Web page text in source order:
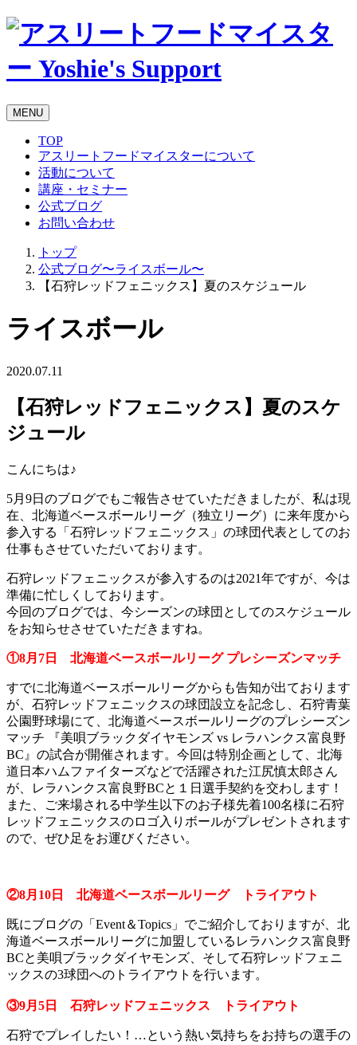
MENU
TOP
アスリートフードマイスターについて
活動について
講座・セミナー
公式ブログ
お問い合わせ
トップ
公式ブログ〜ライスボール〜
【石狩レッドフェニックス】夏のスケジュール
ライスボール
2020.07.11
【石狩レッドフェニックス】夏のスケ
ジュール
こんにちは♪
5月9日のブログでもご報告させていただきましたが、私は現
在、北海道ベースボールリーグ（独立リーグ）に来年度から
参入する「石狩レッドフェニックス」の球団代表としてのお
仕事もさせていただいております。
石狩レッドフェニックスが参入するのは2021年ですが、今は
準備に忙しくしております。
今回のブログでは、今シーズンの球団としてのスケジュール
をお知らせさせていただきますね。
①8月7日 北海道ベースボールリーグ プレシーズンマッチ
すでに北海道ベースボールリーグからも告知が出ております
が、石狩レッドフェニックスの球団設立を記念し、石狩青葉
公園野球場にて、北海道ベースボールリーグのプレシーズン
マッチ 『美唄ブラックダイヤモンズ vs レラハンクス富良野
BC』の試合が開催されます。今回は特別企画として、北海
道日本ハムファイターズなどで活躍された江尻慎太郎さん
が、レラハンクス富良野BCと１日選手契約を交わします！
また、ご来場される中学生以下のお子様先着100名様に石狩
レッドフェニックスのロゴ入りボールがプレゼントされます
ので、ぜひ足をお運びください。
②8月10日 北海道ベースボールリーグ トライアウト
既にブログの「Event＆Topics」でご紹介しておりますが、北
海道ベースボールリーグに加盟しているレラハンクス富良野
BCと美唄ブラックダイヤモンズ、そして石狩レッドフェニ
ックスの3球団へのトライアウトを行います。
③9月5日 石狩レッドフェニックス トライアウト
石狩でプレイしたい！…という熱い気持ちをお持ちの選手の